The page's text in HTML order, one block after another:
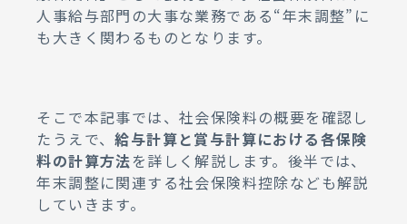
計算方法
06.社会保険料の計算例
08.社会保険料が免除されるケース
09. 社会保険料の計算をするうえで
の注意点
10.社会保険料の計算を効率化する
人事給与部門の大事な業務である“年末調整”に
も大きく関わるものとなります。
そこで本記事では、社会保険料の概要を確認し
たうえで、給与計算と賞与計算における各保険
料の計算方法を詳しく解説します。後半では、
年末調整に関連する社会保険料控除なども解説
していきます。